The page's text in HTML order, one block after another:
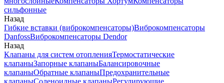
сильфонные
Назад
Гибкие вставки (виброкомпенсаторы)Виброкомпенсаторы
DanfossВиброкомпенсаторы Dendor
Назад
Клапаны для систем отопленияТермостатические
клапаныЗапорные клапаныБалансировочные
клапаныОбратные клапаныПредохранительные
клапаныСоленоидные клапаныРегулирующие